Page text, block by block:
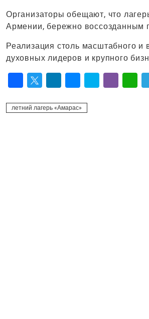
Организаторы обещают, что
Армении, бережно воссозданным
Реализация столь масштабного
духовных лидеров и крупного
летний лагерь «Амарас»